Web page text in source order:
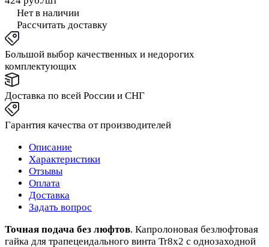
Нет в наличии
Рассчитать доставку
Большой выбор качественных и недорогих
комплектующих
Доставка по всей России и СНГ
Гарантия качества от производителей
Описание
Характеристики
Отзывы
Оплата
Доставка
Задать вопрос
Точная подача без люфтов. Капролоновая безлюфтовая
гайка для трапецеидального винта Tr8x2 с однозаходной